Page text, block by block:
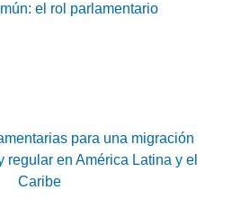
el rol parlamentario
para una migración
regular en América Latina y el
Caribe